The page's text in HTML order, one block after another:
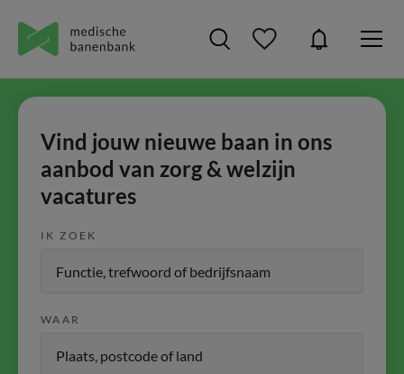
Vind jouw nieuwe baan in ons
aanbod van zorg & welzijn
vacatures
IK ZOEK
WAAR